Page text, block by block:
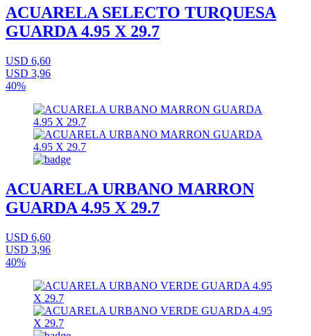
ACUARELA SELECTO TURQUESA
GUARDA 4.95 X 29.7
USD 6,60
USD 3,96
40%
ACUARELA URBANO MARRON
GUARDA 4.95 X 29.7
USD 6,60
USD 3,96
40%